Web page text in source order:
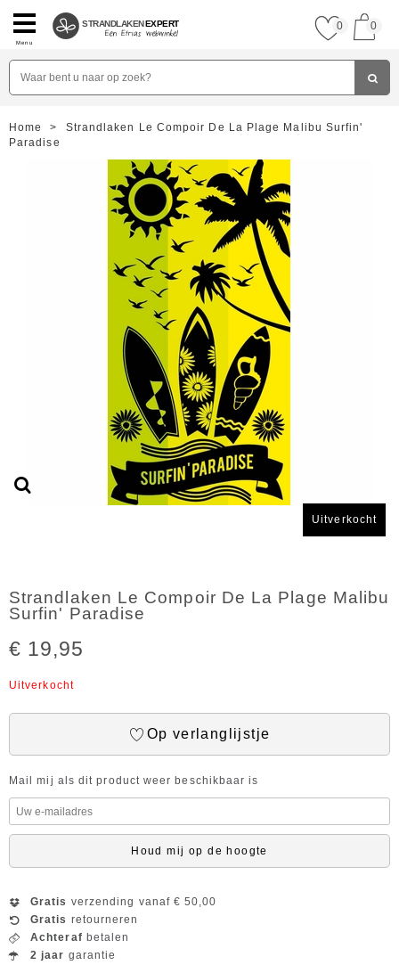
Menu
STRANDLAKENEXPERT 0 0
Home >
Strandlaken Le Compoir De La Plage Malibu Surfin'
Paradise
Uitverkocht
Strandlaken Le Compoir De La Plage Malibu
Surfin' Paradise
€ 19,95
Uitverkocht
Op verlanglijstje
Mail mij als dit product weer beschikbaar is
Houd mij op de hoogte
Gratis verzending vanaf € 50,00
Gratis retourneren
Achteraf betalen
2 jaar garantie